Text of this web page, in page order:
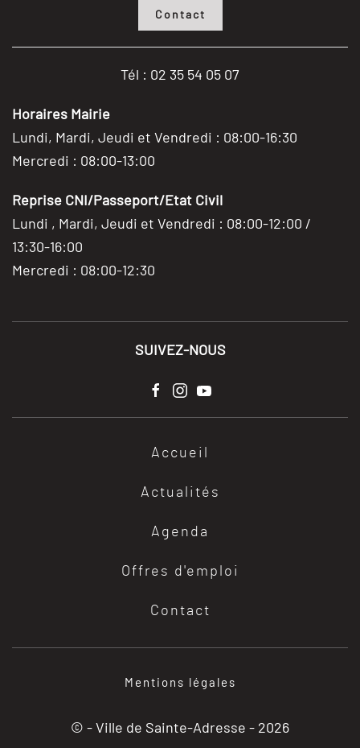
Contact
Tél : 02 35 54 05 07
Horaires Mairie
Lundi, Mardi, Jeudi et Vendredi : 08:00-16:30
Mercredi : 08:00-13:00
Reprise CNI/Passeport/Etat Civil
Lundi , Mardi, Jeudi et Vendredi : 08:00-12:00 /
13:30-16:00
Mercredi : 08:00-12:30
SUIVEZ-NOUS
Accueil
Actualités
Agenda
Offres d'emploi
Contact
Mentions légales
© - Ville de Sainte-Adresse - 2026